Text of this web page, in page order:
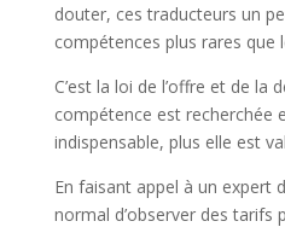
douter, ces traducteurs un
compétences plus rares que
C’est la loi de l’offre et de la
compétence est recherchée
indispensable, plus elle est
En faisant appel à un expert
normal d’observer des tarifs